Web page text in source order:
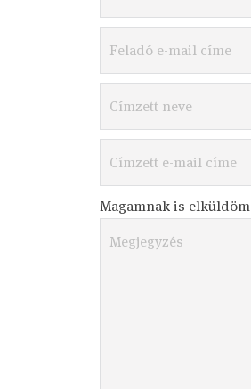
Magamnak is elküldöm